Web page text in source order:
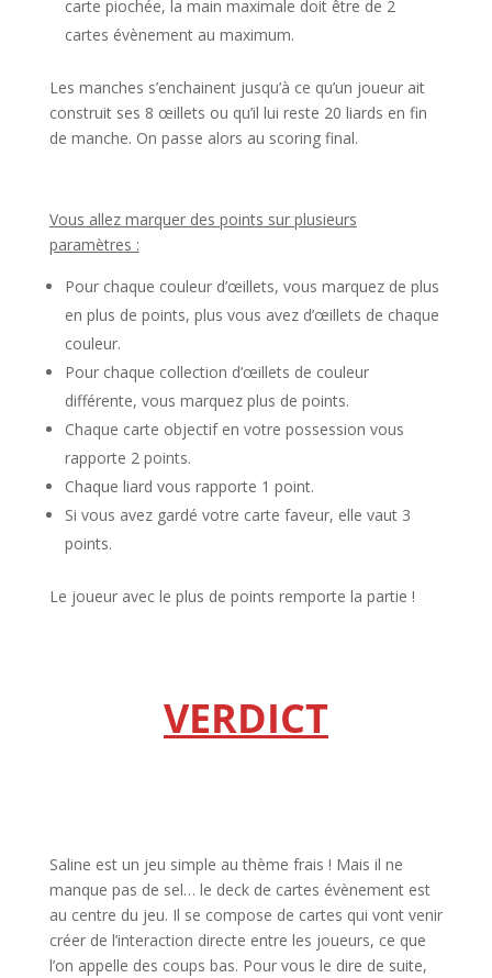
carte piochée, la main maximale doit être de 2
cartes évènement au maximum.
Les manches s’enchainent jusqu’à ce qu’un joueur ait
construit ses 8 œillets ou qu’il lui reste 20 liards en fin
de manche. On passe alors au scoring final.
Vous allez marquer des points sur plusieurs
paramètres :
Pour chaque couleur d’œillets, vous marquez de plus
en plus de points, plus vous avez d’œillets de chaque
couleur.
Pour chaque collection d’œillets de couleur
différente, vous marquez plus de points.
Chaque carte objectif en votre possession vous
rapporte 2 points.
Chaque liard vous rapporte 1 point.
Si vous avez gardé votre carte faveur, elle vaut 3
points.
Le joueur avec le plus de points remporte la partie !
VERDICT
Saline est un jeu simple au thème frais ! Mais il ne
manque pas de sel… le deck de cartes évènement est
au centre du jeu. Il se compose de cartes qui vont venir
créer de l’interaction directe entre les joueurs, ce que
l’on appelle des coups bas. Pour vous le dire de suite,